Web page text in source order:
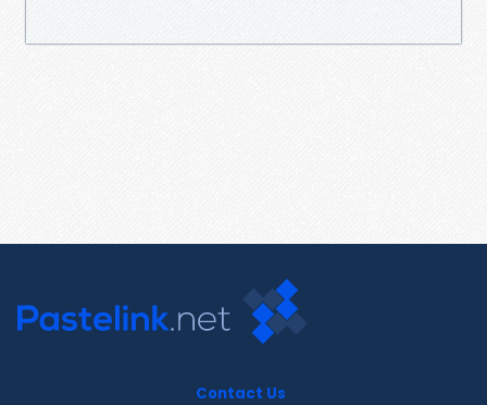
Contact Us